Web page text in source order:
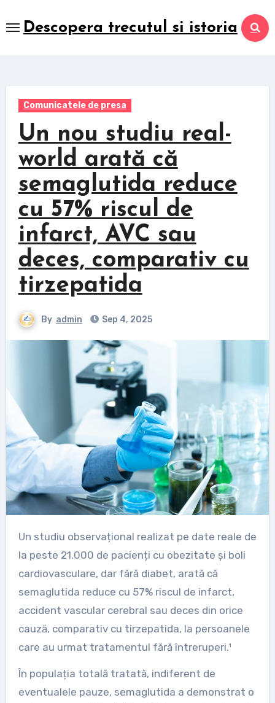
to
Descopera trecutul si istoria
Comunicatele de presa
Un nou studiu real-
world arată că
semaglutida reduce
cu 57% riscul de
infarct, AVC sau
deces, comparativ cu
tirzepatida
By admin Sep 4, 2025
Un studiu observațional realizat pe date reale de
la peste 21.000 de pacienți cu obezitate și boli
cardiovasculare, dar fără diabet, arată că
semaglutida reduce cu 57% riscul de infarct,
accident vascular cerebral sau deces din orice
cauză, comparativ cu tirzepatida, la persoanele
care au urmat tratamentul fără întreruperi.¹
În populația totală tratată, indiferent de
eventualele pauze, semaglutida a demonstrat o